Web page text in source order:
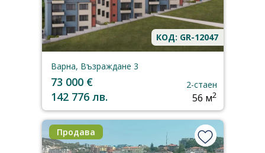
КОД: GR-12047
Варна, Възраждане 3
73 000 €
142 776 лв.
2-стаен
56 м2
Продава